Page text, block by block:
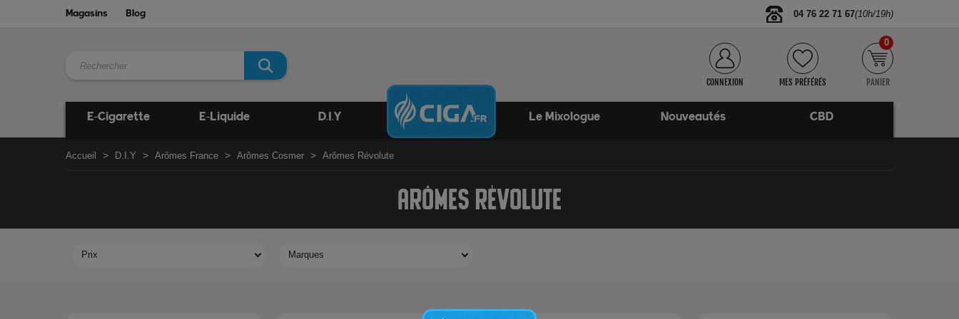
Magasins Blog 04 76 22 71 67(10h/19h)
CONNEXION MES PRÉFÉRÉS PANIER
0
E-Cigarette E-Liquide D.I.Y Le Mixologue Nouveautés CBD
Accueil D.I.Y Arômes France Arômes Cosmer Arômes Révolute
ARÔMES RÉVOLUTE
Prix Marques